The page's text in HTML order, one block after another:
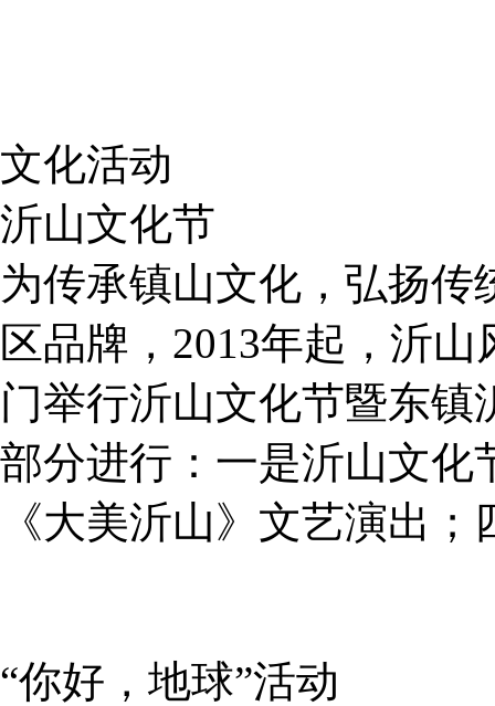
文化活动
沂山文化节
为传承镇山文化，弘扬
区品牌，2013年起，沂
门举行沂山文化节暨东
部分进行：一是沂山文化
《大美沂山》文艺演出
“你好，地球”活动